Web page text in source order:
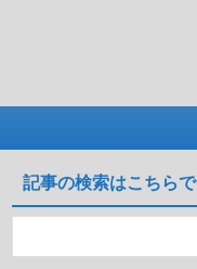
記事の検索はこちらで